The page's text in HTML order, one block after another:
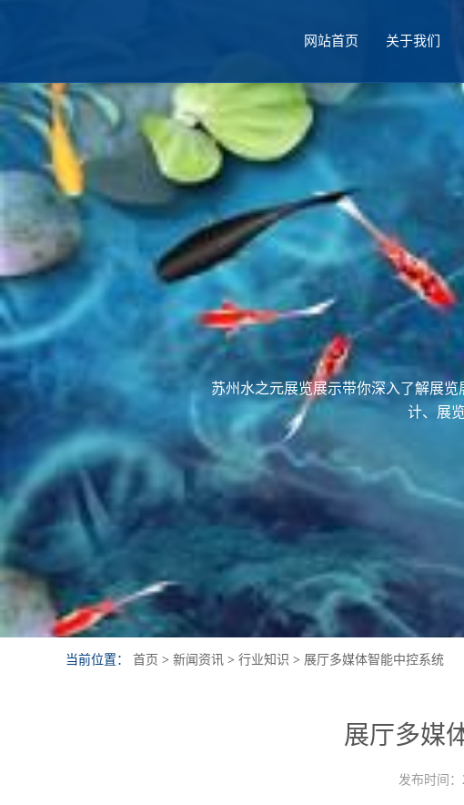
网站首页 关于我们
苏州水之元展览展示带你深入了解展
计、展
当前位置： 首页 > 新闻资讯 > 行业知识 > 展厅多媒体智能中控系统
展厅多媒
发布时间：